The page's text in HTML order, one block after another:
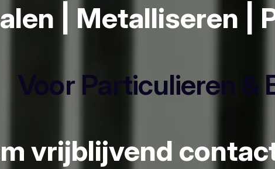
| Metalliseren |
Voor Particulieren &
vrijblijvend